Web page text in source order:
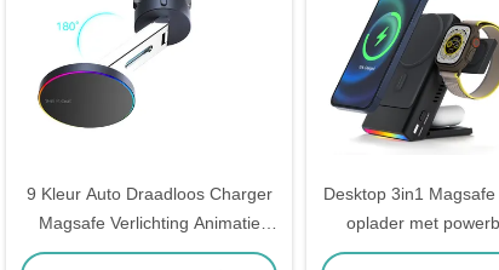
9 Kleur Auto Draadloos Charger
Magsafe Verlichting Animatie
Verstelbare hoek
Desktop 3in1
oplader met
verborgen horloge